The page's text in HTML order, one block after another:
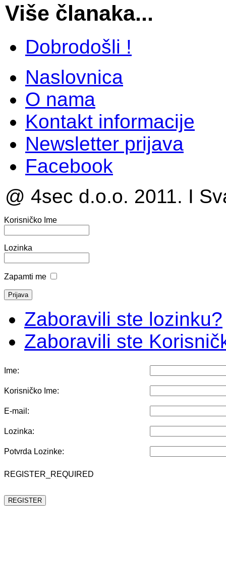
Više članaka...
Dobrodošli !
Naslovnica
O nama
Kontakt informacije
Newsletter prijava
Facebook
@ 4sec d.o.o. 2011. I
Korisničko Ime
Lozinka
Zapamti me
Zaboravili ste lozinku?
Zaboravili ste
Ime:
Korisničko Ime:
E-mail:
Lozinka:
Potvrda Lozinke:
REGISTER_REQUIRED
REGISTER